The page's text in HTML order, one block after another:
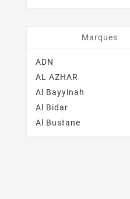
Marques
ADN
AL AZHAR
Al Bayyinah
Al Bidar
Al Bustane